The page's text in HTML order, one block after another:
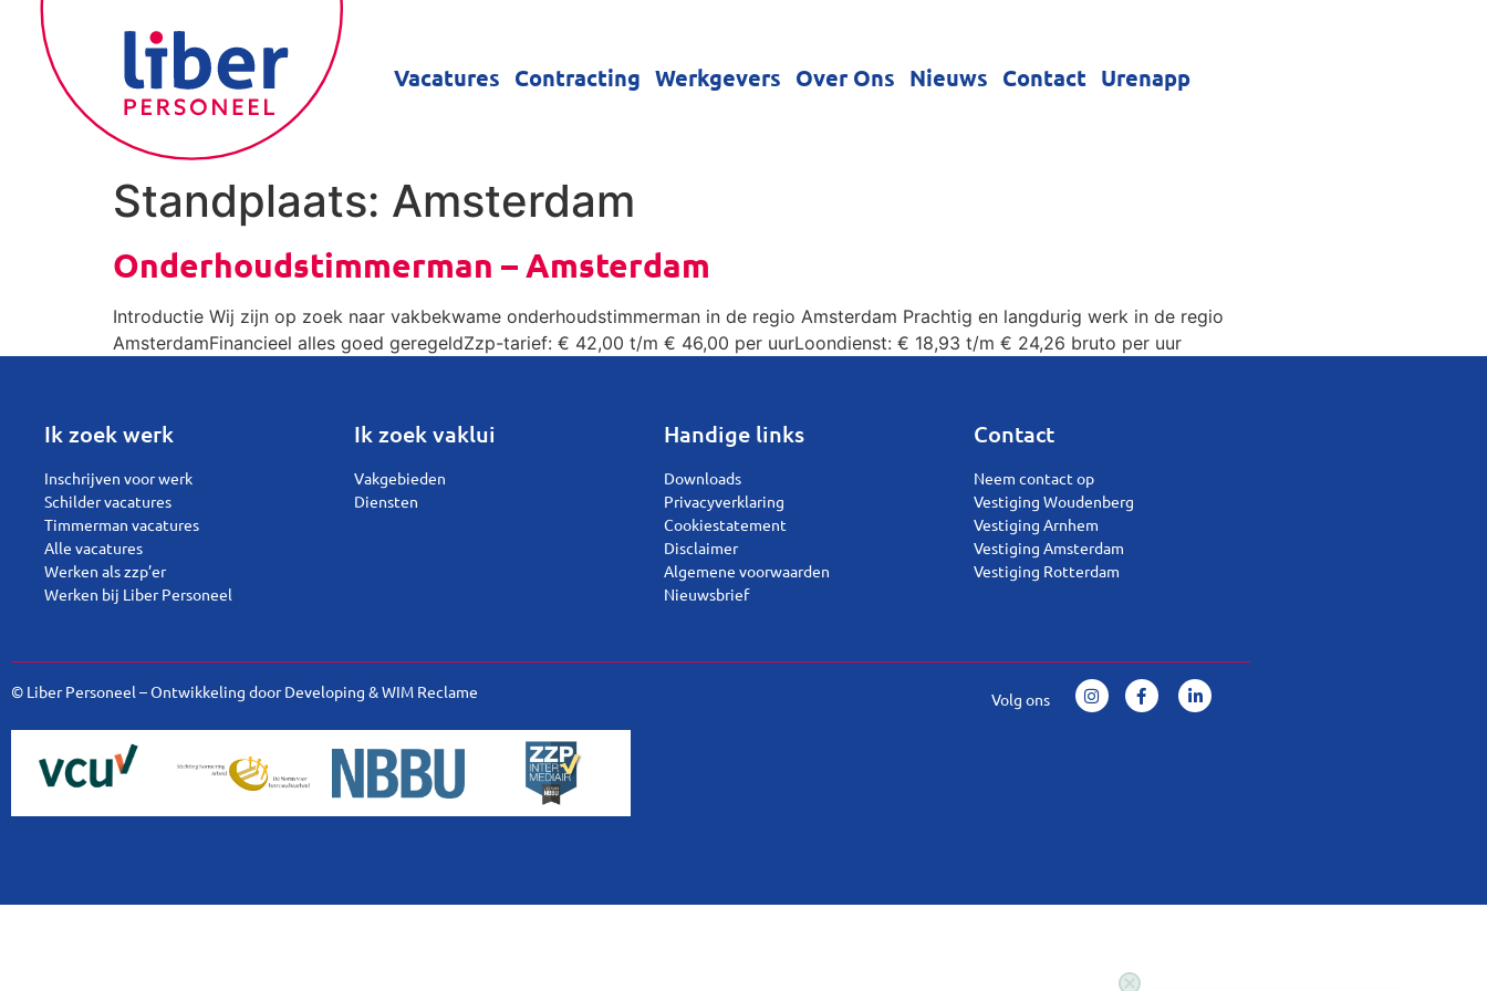
Vacatures Contracting Werkgevers Over Ons Nieuws Contact Urenapp
Standplaats: Amsterdam
Onderhoudstimmerman – Amsterdam
Introductie Wij zijn op zoek naar vakbekwame onderhoudstimmerman in de regio Amsterdam Prachtig en langdurig werk in de regio
AmsterdamFinancieel alles goed geregeldZzp-tarief: € 42,00 t/m € 46,00 per uurLoondienst: € 18,93 t/m € 24,26 bruto per uur
Ik zoek werk
Inschrijven voor werk
Schilder vacatures
Timmerman vacatures
Alle vacatures
Werken als zzp’er
Werken bij Liber Personeel
Ik zoek vaklui
Vakgebieden
Diensten
Handige links
Downloads
Privacyverklaring
Cookiestatement
Disclaimer
Algemene voorwaarden
Nieuwsbrief
Contact
Neem contact op
Vestiging Woudenberg
Vestiging Arnhem
Vestiging Amsterdam
Vestiging Rotterdam
© Liber Personeel – Ontwikkeling doorDeveloping &WIM Reclame Volg ons